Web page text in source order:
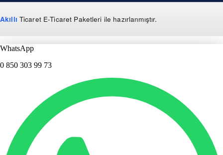
Akıllı Ticaret E-Ticaret Paketleri ile hazırlanmıştır.
WhatsApp
0 850 303 99 73